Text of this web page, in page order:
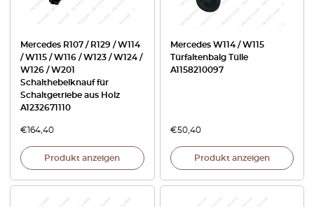
Mercedes R107 / R129 / W114
/ W115 / W116 / W123 / W124 /
W126 / W201
Schalthebelknauf für
Schaltgetriebe aus Holz
A1232671110
€164,40
Produkt anzeigen
Mercedes W114 / W115
Türfaltenbalg Tülle
A1158210097
€50,40
Produkt anzeigen